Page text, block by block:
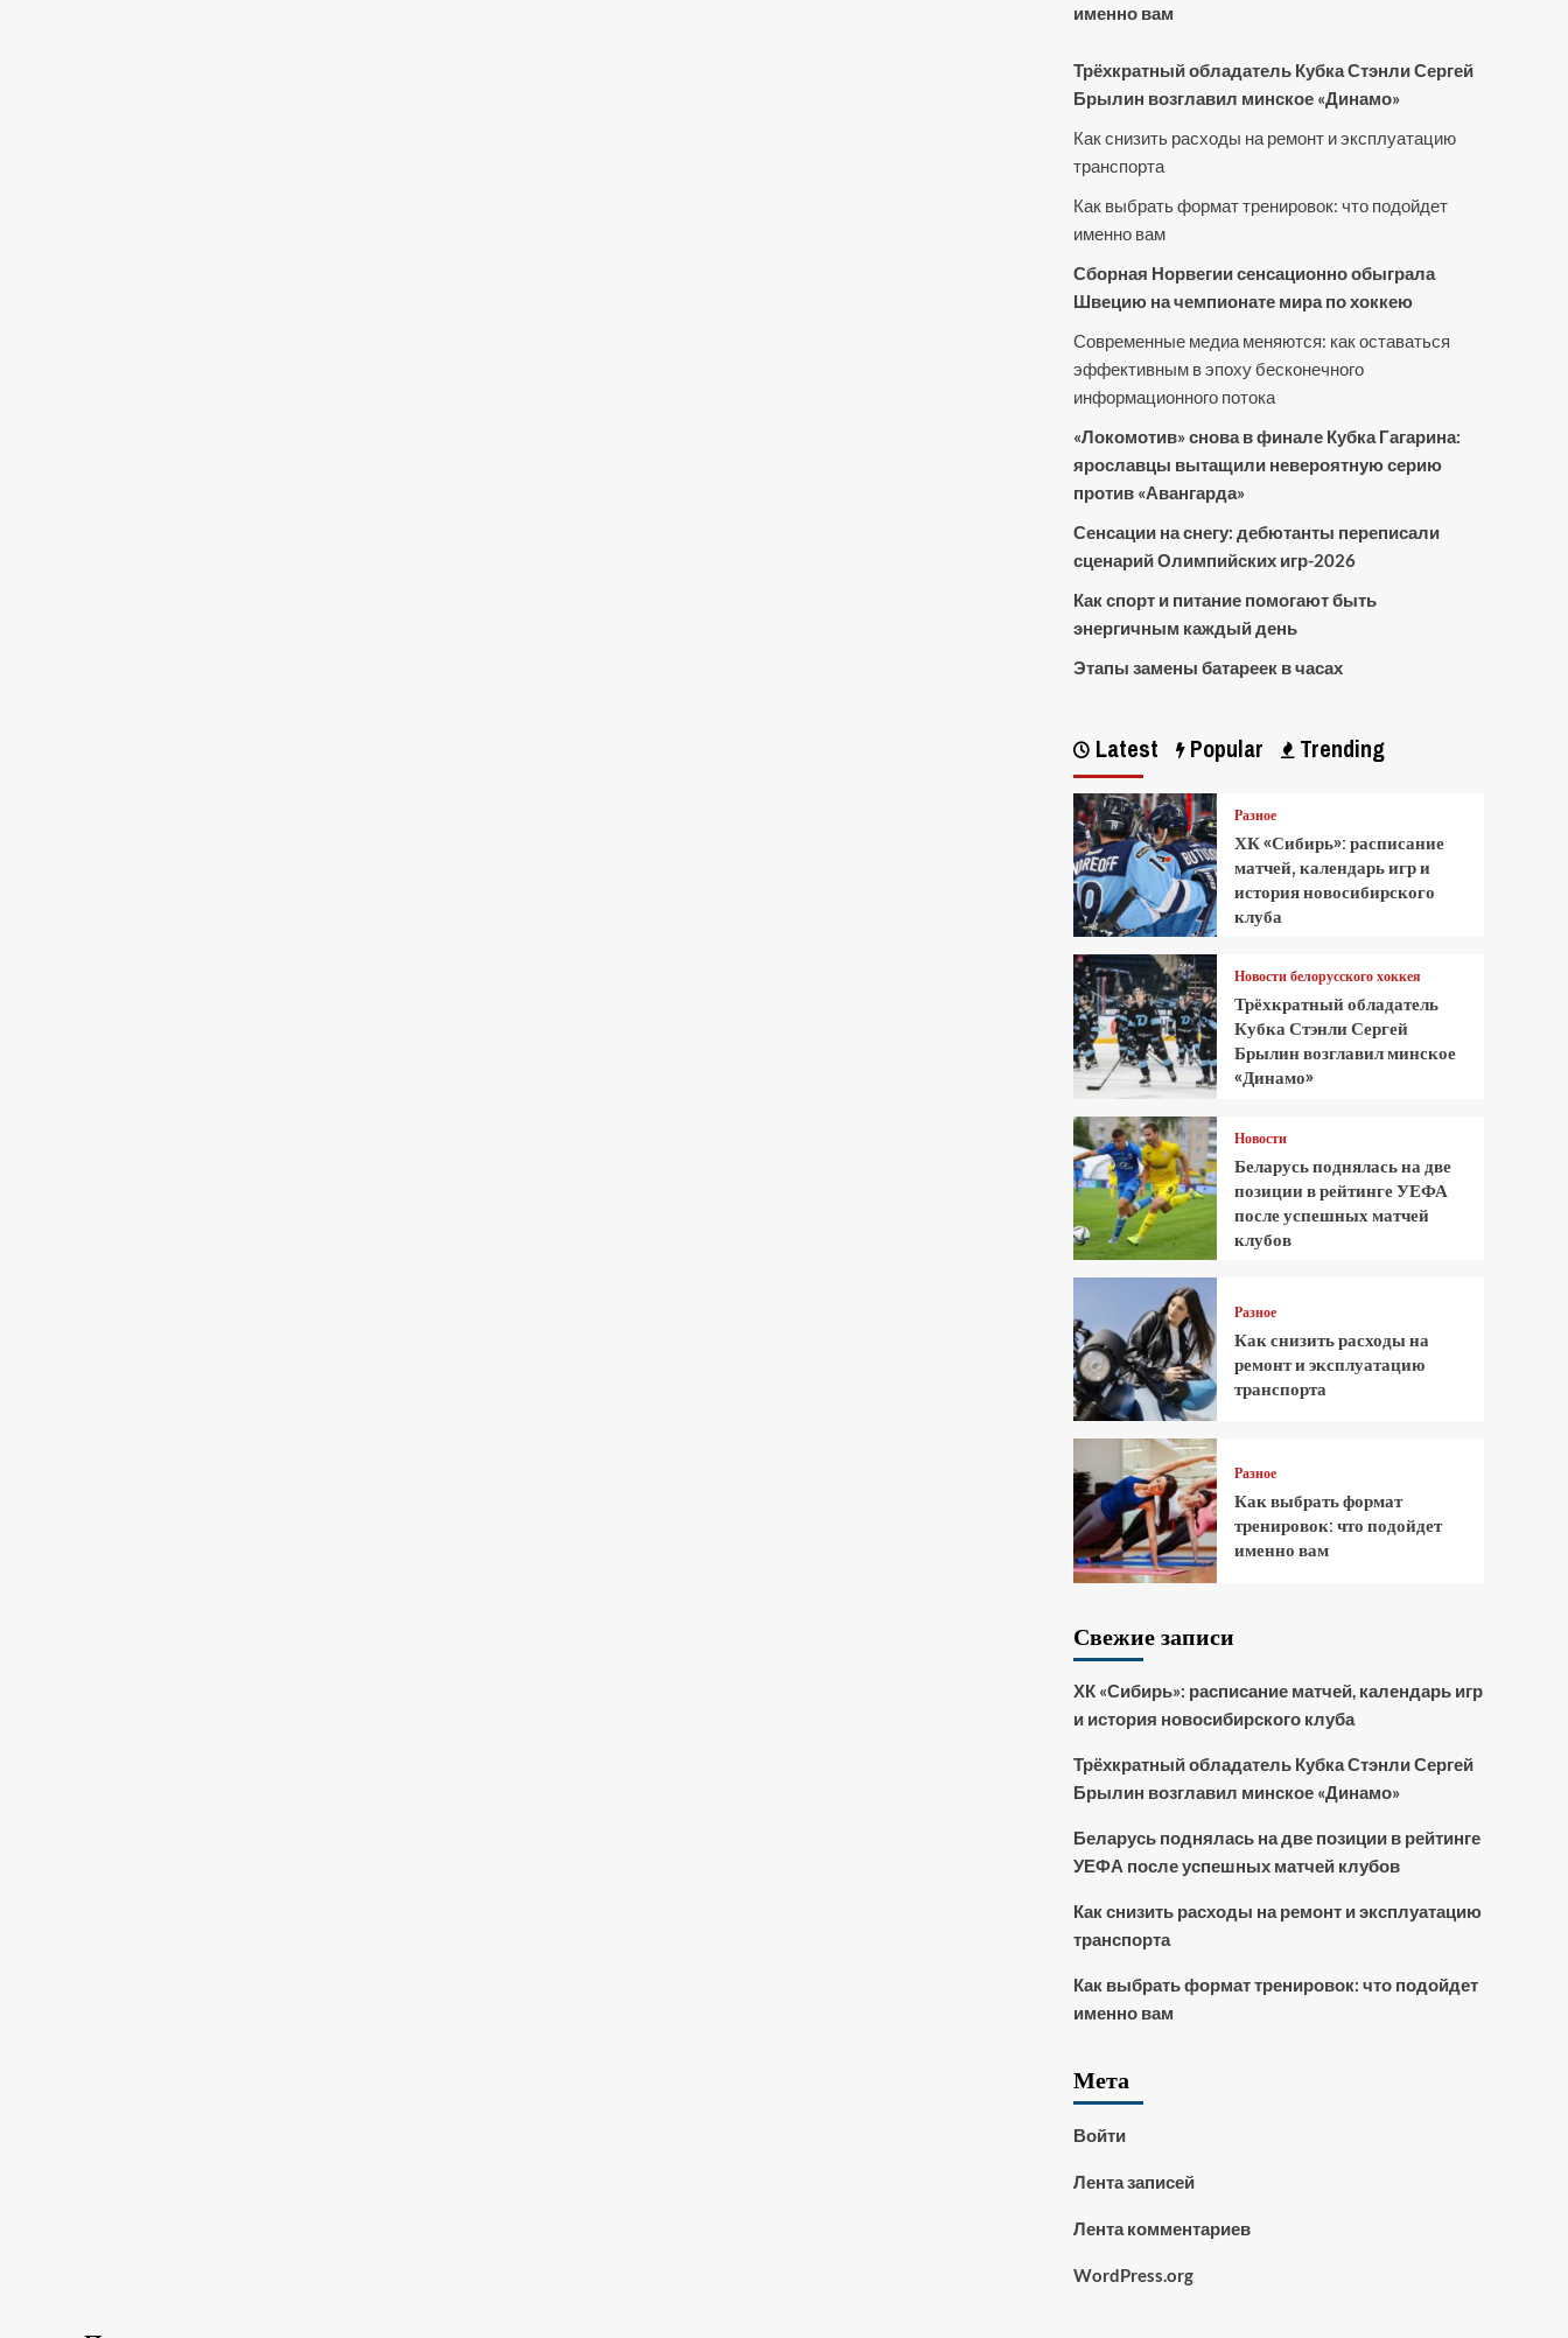
именно вам
Трёхкратный обладатель Кубка Стэнли Сергей
Брылин возглавил минское «Динамо»
Как снизить расходы на ремонт и эксплуатацию
транспорта
Как выбрать формат тренировок: что подойдет
именно вам
Сборная Норвегии сенсационно обыграла
Швецию на чемпионате мира по хоккею
Современные медиа меняются: как оставаться
эффективным в эпоху бесконечного
информационного потока
«Локомотив» снова в финале Кубка Гагарина:
ярославцы вытащили невероятную серию
против «Авангарда»
Сенсации на снегу: дебютанты переписали
сценарий Олимпийских игр-2026
Как спорт и питание помогают быть
энергичным каждый день
Этапы замены батареек в часах
Latest Popular Trending
Разное
ХК «Сибирь»: расписание
матчей, календарь игр и
история новосибирского
клуба
Новости белорусского хоккея
Трёхкратный обладатель
Кубка Стэнли Сергей
Брылин возглавил минское
«Динамо»
Новости
Беларусь поднялась на две
позиции в рейтинге УЕФА
после успешных матчей
клубов
Разное
Как снизить расходы на
ремонт и эксплуатацию
транспорта
Разное
Как выбрать формат
тренировок: что подойдет
именно вам
Свежие записи
ХК «Сибирь»: расписание матчей, календарь игр
и история новосибирского клуба
Трёхкратный обладатель Кубка Стэнли Сергей
Брылин возглавил минское «Динамо»
Беларусь поднялась на две позиции в рейтинге
УЕФА после успешных матчей клубов
Как снизить расходы на ремонт и эксплуатацию
транспорта
Как выбрать формат тренировок: что подойдет
именно вам
Мета
Войти
Лента записей
Лента комментариев
WordPress.org